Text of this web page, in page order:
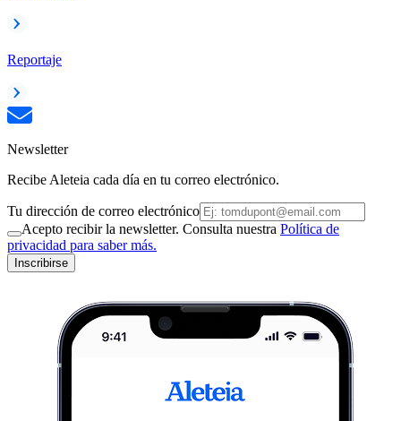
Reportaje
Newsletter
Recibe Aleteia cada día en tu correo electrónico.
Tu dirección de correo electrónico
Acepto recibir la newsletter. Consulta nuestra Política de
privacidad para saber más.
Inscribirse